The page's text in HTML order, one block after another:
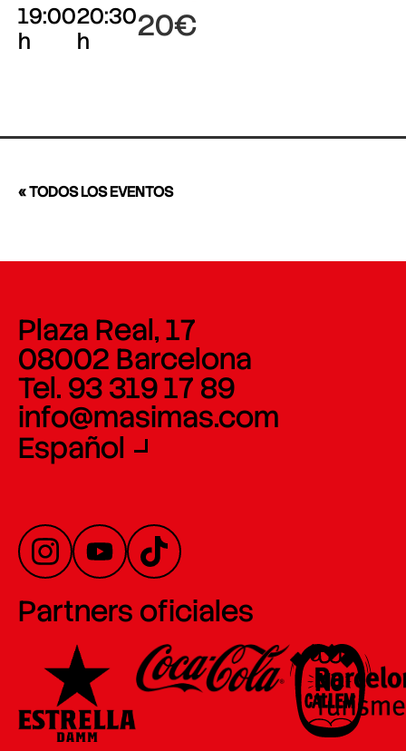
19:00
h
20:30
h
20€
« TODOS LOS EVENTOS
Plaza Real, 17
08002 Barcelona
Tel. 93 319 17 89
info@masimas.com
Español
Partners oficiales